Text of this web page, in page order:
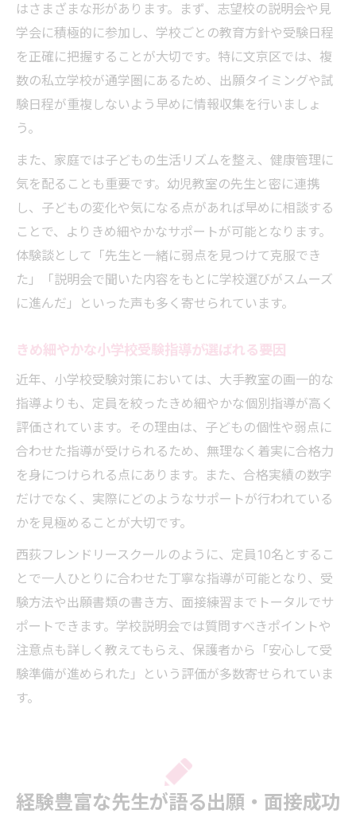
はさまざまな形があります。まず、志望校の説明会や見
学会に積極的に参加し、学校ごとの教育方針や受験日程
を正確に把握することが大切です。特に文京区では、複
数の私立学校が通学圏にあるため、出願タイミングや試
験日程が重複しないよう早めに情報収集を行いましょ
う。
また、家庭では子どもの生活リズムを整え、健康管理に
気を配ることも重要です。幼児教室の先生と密に連携
し、子どもの変化や気になる点があれば早めに相談する
ことで、よりきめ細やかなサポートが可能となります。
体験談として「先生と一緒に弱点を見つけて克服でき
た」「説明会で聞いた内容をもとに学校選びがスムーズ
に進んだ」といった声も多く寄せられています。
きめ細やかな小学校受験指導が選ばれる要因
近年、小学校受験対策においては、大手教室の画一的な
指導よりも、定員を絞ったきめ細やかな個別指導が高く
評価されています。その理由は、子どもの個性や弱点に
合わせた指導が受けられるため、無理なく着実に合格力
を身につけられる点にあります。また、合格実績の数字
だけでなく、実際にどのようなサポートが行われている
かを見極めることが大切です。
西荻フレンドリースクールのように、定員10名とするこ
とで一人ひとりに合わせた丁寧な指導が可能となり、受
験方法や出願書類の書き方、面接練習までトータルでサ
ポートできます。学校説明会では質問すべきポイントや
注意点も詳しく教えてもらえ、保護者から「安心して受
験準備が進められた」という評価が多数寄せられていま
す。
経験豊富な先生が語る出願・面接成功